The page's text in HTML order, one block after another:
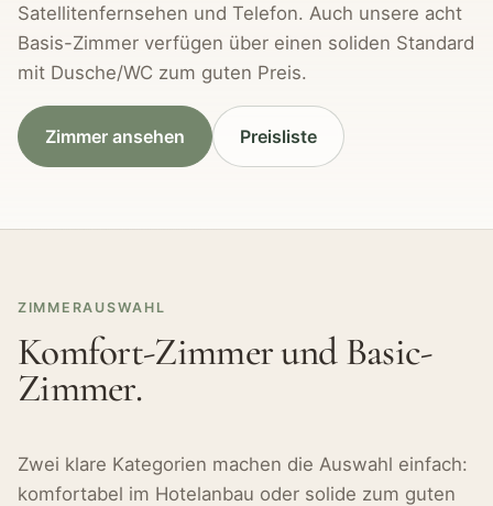
Satellitenfernsehen und Telefon. Auch unsere acht
Basis-Zimmer verfügen über einen soliden Standard
mit Dusche/WC zum guten Preis.
Zimmer ansehen Preisliste
ZIMMERAUSWAHL
Komfort-Zimmer und Basic-
Zimmer.
Zwei klare Kategorien machen die Auswahl einfach:
komfortabel im Hotelanbau oder solide zum guten